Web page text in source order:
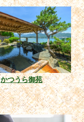
かつうら御苑